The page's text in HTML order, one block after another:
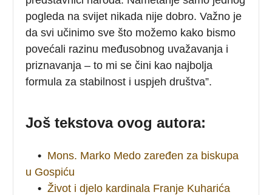
pogleda na svijet nikada nije dobro. Važno je
da svi učinimo sve što možemo kako bismo
povećali razinu međusobnog uvažavanja i
priznavanja – to mi se čini kao najbolja
formula za stabilnost i uspjeh društva”.
Još tekstova ovog autora:
• Mons. Marko Medo zaređen za biskupa
u Gospiću
• Život i djelo kardinala Franje Kuharića